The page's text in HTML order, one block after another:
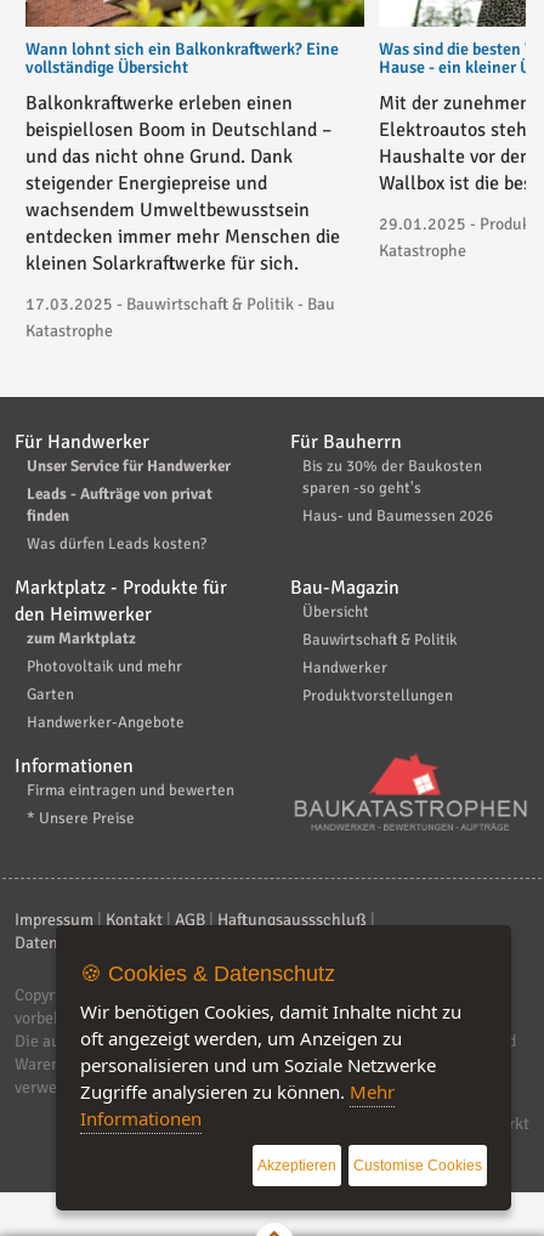
Wann lohnt sich ein Balkonkraftwerk? Eine
vollständige Übersicht
Balkonkraftwerke erleben einen
beispiellosen Boom in Deutschland –
und das nicht ohne Grund. Dank
steigender Energiepreise und
wachsendem Umweltbewusstsein
entdecken immer mehr Menschen die
kleinen Solarkraftwerke für sich.
17.03.2025 - Bauwirtschaft & Politik - Bau
Katastrophe
Was sind die besten
Hause - ein kleiner
Mit der
Elektroautos
Haushalte vor der
Wallbox ist die
29.01.2025 -
Katastrophe
Für Handwerker
Unser Service für Handwerker
Leads - Aufträge von privat
finden
Was dürfen Leads kosten?
Für Bauherrn
Bis zu 30% der Baukosten
sparen -so geht's
Haus- und Baumessen 2026
Marktplatz - Produkte für
den Heimwerker
zum Marktplatz
Photovoltaik und mehr
Garten
Handwerker-Angebote
Bau-Magazin
Übersicht
Bauwirtschaft & Politik
Handwerker
Produktvorstellungen
Informationen
Firma eintragen und bewerten
* Unsere Preise
Impressum Kontakt AGB Haftungsaussschluß
Datenschutzerklärung
Copyright © 2026
vorbehalten.
Die auf dieser Seite verwendeten Produktbezeichnungen, Namen und
Warenzeichen sind Eigentum der jeweiligen Firmen. Unser Portal
verwendet Affiliat-Links, für dir wir Geld erhalten.
Software by IQ-Markt
🍪 Cookies & Datenschutz
Wir benötigen Cookies, damit Inhalte nicht zu
oft angezeigt werden, um Anzeigen zu
personalisieren und um Soziale Netzwerke
Zugriffe analysieren zu können. Mehr
Informationen
Akzeptieren Customise Cookies